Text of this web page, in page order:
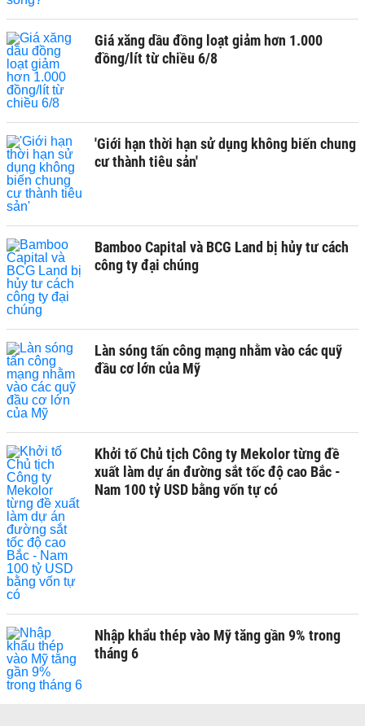
Giá xăng dầu đồng loạt giảm hơn 1.000
đồng/lít từ chiều 6/8
'Giới hạn thời hạn sử dụng không biến chung
cư thành tiêu sản'
Bamboo Capital và BCG Land bị hủy tư cách
công ty đại chúng
Làn sóng tấn công mạng nhằm vào các quỹ
đầu cơ lớn của Mỹ
Khởi tố Chủ tịch Công ty Mekolor từng đề
xuất làm dự án đường sắt tốc độ cao Bắc -
Nam 100 tỷ USD bằng vốn tự có
Nhập khẩu thép vào Mỹ tăng gần 9% trong
tháng 6